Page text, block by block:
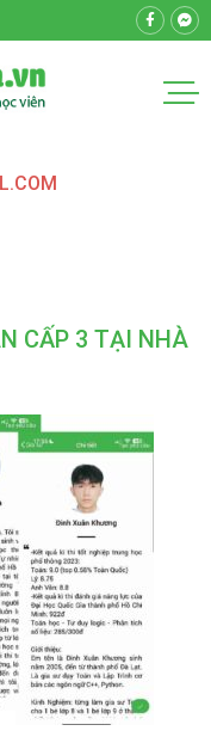
CẤP 3 TẠI NHÀ